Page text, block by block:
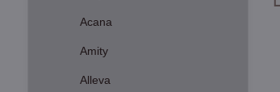
Acana
Amity
Alleva